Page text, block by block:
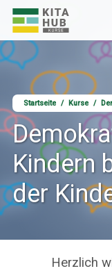
Zum Hauptinhalt
KITA HUB -
Startseite Kurse
Kindern
der
Herzlich